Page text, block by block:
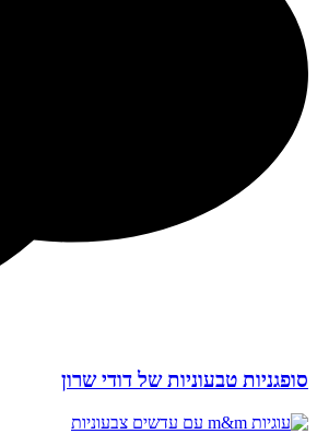
סופגניות טבעוניות של דודי שרון